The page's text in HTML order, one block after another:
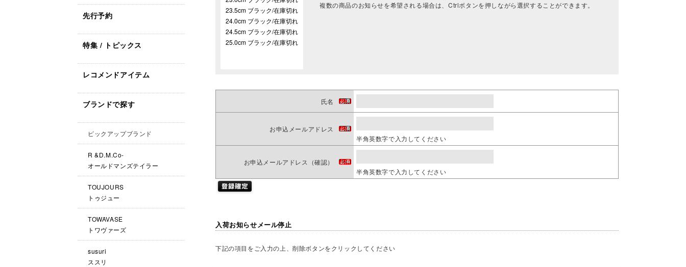
先行予約
特集 / トピックス
レコメンドアイテム
ブランドで探す
ピックアップブランド
R &D.M.Co-
オールドマンズテイラー
TOUJOURS
トゥジュー
TOWAVASE
トワヴァーズ
susuri
ススリ
複数の商品のお知らせを希望される場合は、Ctrlボタンを押しながら選択することができます。
氏名
お申込メールアドレス
半角英数字で入力してください
お申込メールアドレス（確認）
半角英数字で入力してください
入荷お知らせメール停止
下記の項目をご入力の上、削除ボタンをクリックしてください